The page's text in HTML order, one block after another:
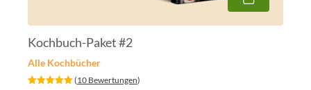
Kochbuch-Paket #2
Alle Kochbücher
‎ (10 Bewertungen)